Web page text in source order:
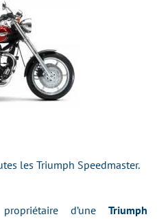
les Triumph Speedmaster.
d’une Triumph